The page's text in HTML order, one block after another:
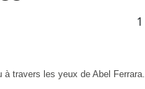
1
travers les yeux de Abel Ferrara.